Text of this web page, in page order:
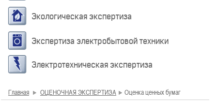
Экологическая экспертиза
Экспертиза электробытовой техники
Электротехническая экспертиза
Главная ОЦЕНОЧНАЯ ЭКСПЕРТИЗА Оценка ценных бумаг